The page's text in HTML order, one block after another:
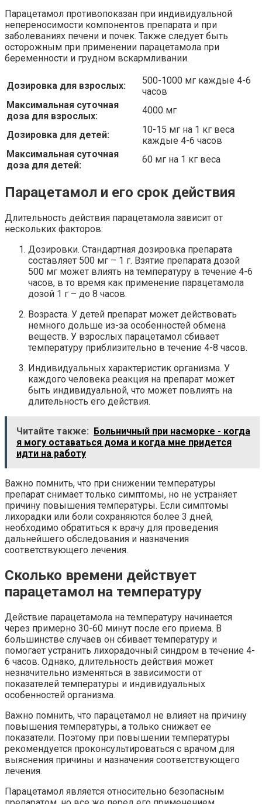
Парацетамол противопоказан при индивидуальной
непереносимости компонентов препарата и при
заболеваниях печени и почек. Также следует быть
осторожным при применении парацетамола при
беременности и грудном вскармливании.
Дозировка для взрослых:
500-1000 мг каждые 4-6
часов
Максимальная суточная
доза для взрослых:
4000 мг
Дозировка для детей:
10-15 мг на 1 кг веса
каждые 4-6 часов
Максимальная суточная
доза для детей:
60 мг на 1 кг веса
Парацетамол и его срок действия
Длительность действия парацетамола зависит от
нескольких факторов:
Дозировки. Стандартная дозировка препарата
составляет 500 мг – 1 г. Взятие препарата дозой
500 мг может влиять на температуру в течение 4-6
часов, в то время как применение парацетамола
дозой 1 г – до 8 часов.
Возраста. У детей препарат может действовать
немного дольше из-за особенностей обмена
веществ. У взрослых парацетамол сбивает
температуру приблизительно в течение 4-8 часов.
Индивидуальных характеристик организма. У
каждого человека реакция на препарат может
быть индивидуальной, что может повлиять на
длительность его действия.
Читайте также: Больничный при насморке - когда
я могу оставаться дома и когда мне придется
идти на работу
Важно помнить, что при снижении температуры
препарат снимает только симптомы, но не устраняет
причину повышения температуры. Если симптомы
лихорадки или боли сохраняются более 3 дней,
необходимо обратиться к врачу для проведения
дальнейшего обследования и назначения
соответствующего лечения.
Сколько времени действует
парацетамол на температуру
Действие парацетамола на температуру начинается
через примерно 30-60 минут после его приема. В
большинстве случаев он сбивает температуру и
помогает устранить лихорадочный синдром в течение 4-
6 часов. Однако, длительность действия может
незначительно изменяться в зависимости от
показателей температуры и индивидуальных
особенностей организма.
Важно помнить, что парацетамол не влияет на причину
повышения температуры, а только снижает ее
показатели. Поэтому при повышении температуры
рекомендуется проконсультироваться с врачом для
выяснения причины и назначения соответствующего
лечения.
Парацетамол является относительно безопасным